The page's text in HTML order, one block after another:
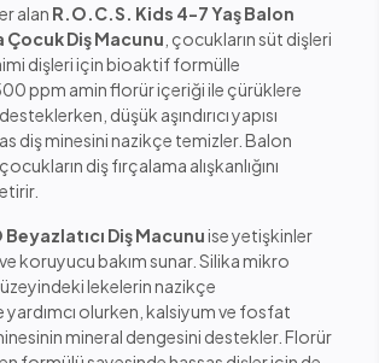
alan R.O.C.S. Kids 4-7 Yaş Balon
Çocuk Diş Macunu , çocukların süt dişleri
dişleri için bioaktif formülle
ppm amin florür içeriği ile çürüklere
düşük aşındırıcı yapısı
diş minesini nazikçe temizler. Balon
diş fırçalama alışkanlığını
Diş Macunuise yetişkinler
koruyucu bakım sunar. Silika mikro
lekelerin nazikçe
olurken, kalsiyum ve fosfat
mineral dengesini destekler. Florür